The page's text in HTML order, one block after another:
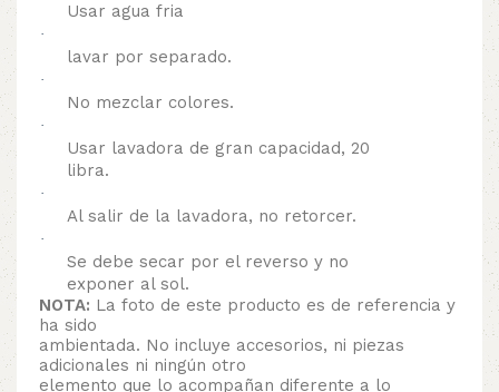
Usar agua fria
·
lavar por separado.
·
No mezclar colores.
·
Usar lavadora de gran capacidad, 20
libra.
·
Al salir de la lavadora, no retorcer.
·
Se debe secar por el reverso y no
exponer al sol.
NOTA: La foto de este producto es de referencia y
ha sido
ambientada. No incluye accesorios, ni piezas
adicionales ni ningún otro
elemento que lo acompañan diferente a lo